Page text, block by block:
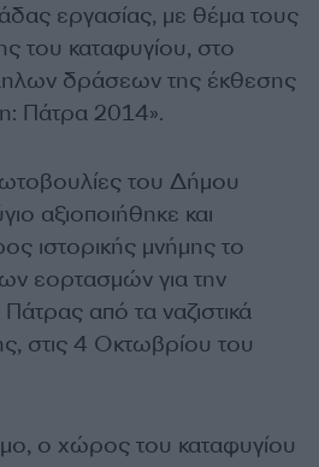
εργασίας, με θέμα τους
του καταφυγίου, στο
δράσεων της έκθεσης
Πάτρα 2014».
του Δήμου
αξιοποιήθηκε και
ιστορικής μνήμης το
εορτασμών για την
από τα ναζιστικά
στις 4 Οκτωβρίου του
ο χώρος του καταφυγίου